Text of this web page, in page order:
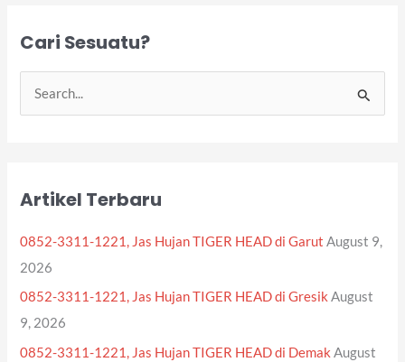
Cari Sesuatu?
c
Artikel Terbaru
0852-3311-1221, Jas Hujan TIGER HEAD di Garut August 9,
2026
0852-3311-1221, Jas Hujan TIGER HEAD di Gresik August
9, 2026
0852-3311-1221, Jas Hujan TIGER HEAD di Demak August